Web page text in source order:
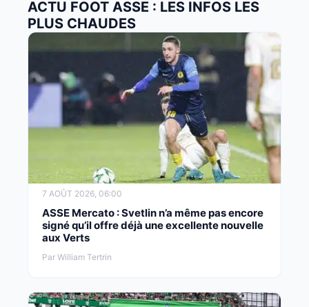
ACTU FOOT ASSE : LES INFOS LES
PLUS CHAUDES
7 AOÛT 2026, 06:00
ASSE Mercato : Svetlin n’a même pas encore
signé qu’il offre déjà une excellente nouvelle
aux Verts
Par William Tertrin